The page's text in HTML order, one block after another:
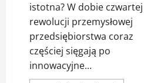
istotna? W dobie czwartej
rewolucji przemysłowej
przedsiębiorstwa coraz
częściej sięgają po
innowacyjne...